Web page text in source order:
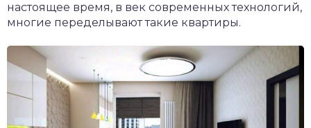
настоящее время, в век современных технологий,
многие переделывают такие квартиры.